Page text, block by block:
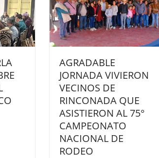
AGRADABLE
JORNADA VIVIERON
VECINOS DE
RINCONADA QUE
ASISTIERON AL 75°
CAMPEONATO
NACIONAL DE
RODEO